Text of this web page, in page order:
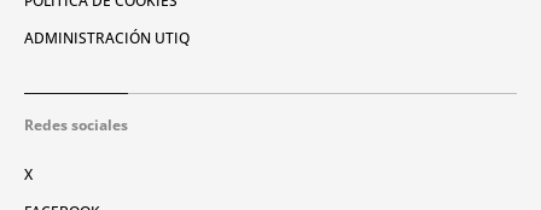
ADMINISTRACIÓN UTIQ
Redes sociales
X